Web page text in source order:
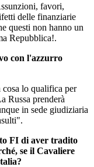
favori,
delle finanziarie
questi non hanno un
Repubblica!.
con l'azzurro
lo qualifica per
Russa prenderà
in sede giudiziaria
FI di aver tradito
se il Cavaliere